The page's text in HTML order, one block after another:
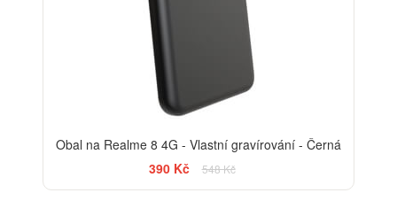
Obal na Realme 8 4G - Vlastní gravírování - Černá
390 Kč
548 Kč